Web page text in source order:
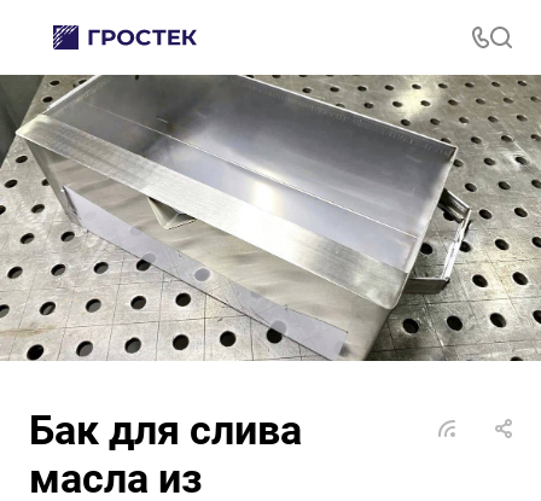
Бак для слива
масла из